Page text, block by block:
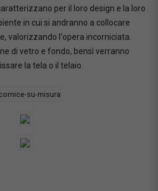
per il loro design e la loro
in cui si andranno a collocare
valorizzando l'opera incorniciata.
di vetro e fondo, bensì verranno
la tela o il telaio.